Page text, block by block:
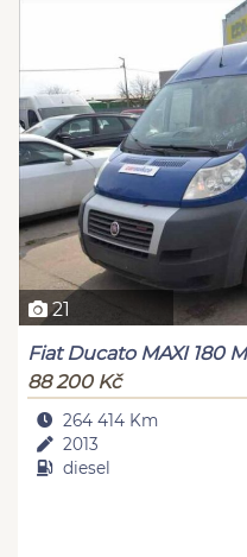
21
Fiat Ducato MAXI 180
88 200 Kč
264 414 Km
2013
diesel